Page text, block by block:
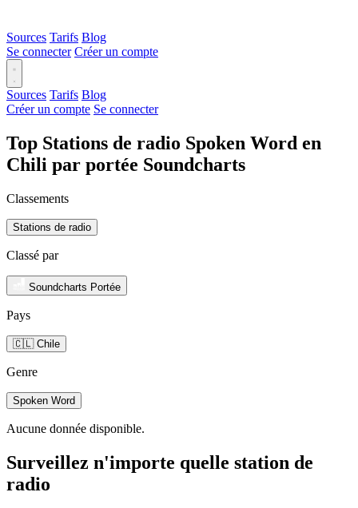
Sources Tarifs Blog
Se connecter Créer un compte
Sources Tarifs Blog
Créer un compte Se connecter
Top Stations de radio Spoken Word en
Chili par portée Soundcharts
Classements
Stations de radio
Classé par
Soundcharts Portée
Pays
🇨🇱 Chile
Genre
Spoken Word
Aucune donnée disponible.
Surveillez n'importe quelle station de
radio